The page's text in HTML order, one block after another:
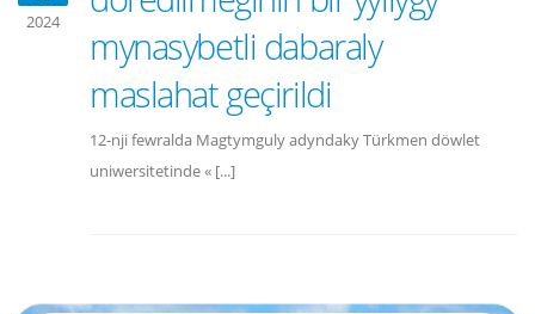
2024
mynasybetli dabaraly
maslahat geçirildi
12-nji fewralda Magtymguly adyndaky Türkmen döwlet
uniwersitetinde « [...]